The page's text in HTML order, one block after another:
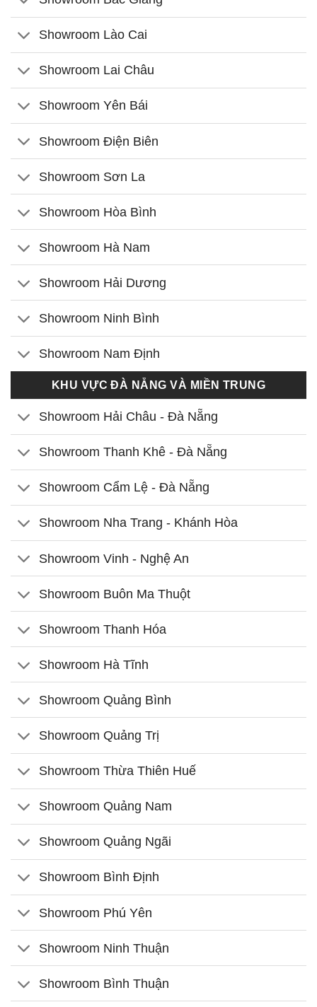
Showroom Lào Cai
Showroom Lai Châu
Showroom Yên Bái
Showroom Điện Biên
Showroom Sơn La
Showroom Hòa Bình
Showroom Hà Nam
Showroom Hải Dương
Showroom Ninh Bình
Showroom Nam Định
KHU VỰC ĐÀ NẴNG VÀ MIỀN TRUNG
Showroom Hải Châu - Đà Nẵng
Showroom Thanh Khê - Đà Nẵng
Showroom Cẩm Lệ - Đà Nẵng
Showroom Nha Trang - Khánh Hòa
Showroom Vinh - Nghệ An
Showroom Buôn Ma Thuột
Showroom Thanh Hóa
Showroom Hà Tĩnh
Showroom Quảng Bình
Showroom Quảng Trị
Showroom Thừa Thiên Huế
Showroom Quảng Nam
Showroom Quảng Ngãi
Showroom Bình Định
Showroom Phú Yên
Showroom Ninh Thuận
Showroom Bình Thuận